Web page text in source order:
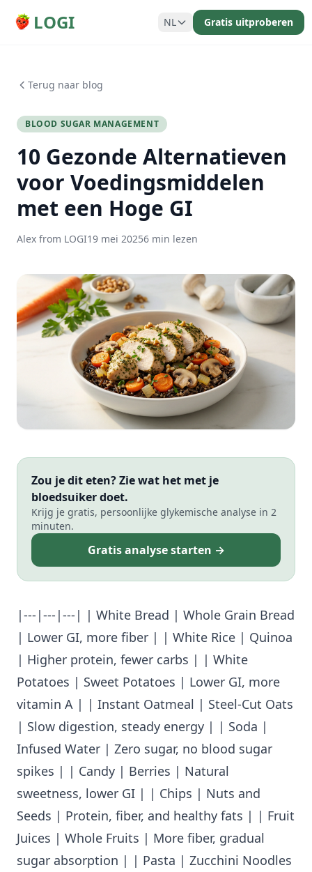
LOGI NL Gratis uitproberen
Terug naar blog
BLOOD SUGAR MANAGEMENT
10 Gezonde Alternatieven
voor Voedingsmiddelen
met een Hoge GI
Alex from LOGI19 mei 20256 min lezen
Zou je dit eten? Zie wat het met je
bloedsuiker doet.
Krijg je gratis, persoonlijke glykemische analyse in 2
minuten.
Gratis analyse starten →
|---|---|---| | White Bread | Whole Grain Bread
| Lower GI, more fiber | | White Rice | Quinoa
| Higher protein, fewer carbs | | White
Potatoes | Sweet Potatoes | Lower GI, more
vitamin A | | Instant Oatmeal | Steel-Cut Oats
| Slow digestion, steady energy | | Soda |
Infused Water | Zero sugar, no blood sugar
spikes | | Candy | Berries | Natural
sweetness, lower GI | | Chips | Nuts and
Seeds | Protein, fiber, and healthy fats | | Fruit
Juices | Whole Fruits | More fiber, gradual
sugar absorption | | Pasta | Zucchini Noodles